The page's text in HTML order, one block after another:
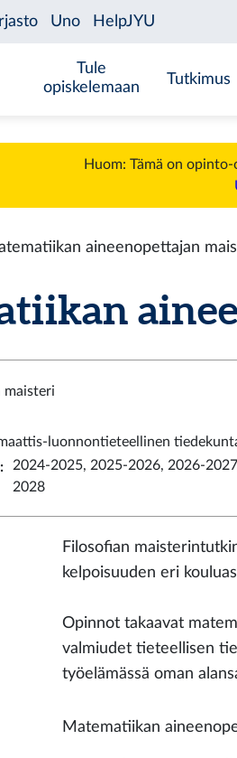
Tule
opiskelemaan
Tutkimus
Huom: Tämä on
aineenopettajan
maisteri
luonnontieteellinen
:
2024-2025, 2025-2026, 2026-
2028
Filosofian
kelpoisuuden eri
Opinnot takaavat
valmiudet tieteellisen
työelämässä oman
Matematiikan